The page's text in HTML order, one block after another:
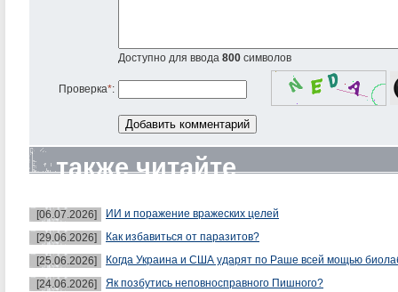
Доступно для ввода 800 символов
Проверка*:
также читайте
[06.07.2026]
ИИ и поражение вражеских целей
[29.06.2026]
Как избавиться от паразитов?
[25.06.2026]
Когда Украина и США ударят по Раше всей мощью
[24.06.2026]
Як позбутись неповносправного Пишного?